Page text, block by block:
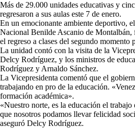
Más de 29.000 unidades educativas y
regresaron a sus aulas este 7 de enero.
En un emocionante ambiente deportivo,
Nacional Benilde Ascanio de Montalbán,
el regreso a clases del segundo momento
La unidad contó con la visita de la
Delcy Rodríguez, y los ministros de
Rodríguez y Arnaldo Sánchez.
La Vicepresidenta comentó que el
trabajando en pro de la educación.
formación académica».
«Nuestro norte, es la educación el
que nosotros podamos llevar felicidad
aseguró Delcy Rodríguez.